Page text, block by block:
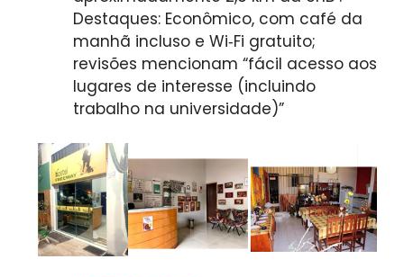
Destaques: Econômico, com café da
manhã incluso e Wi‑Fi gratuito;
revisões mencionam “fácil acesso aos
lugares de interesse (incluindo
trabalho na universidade)”